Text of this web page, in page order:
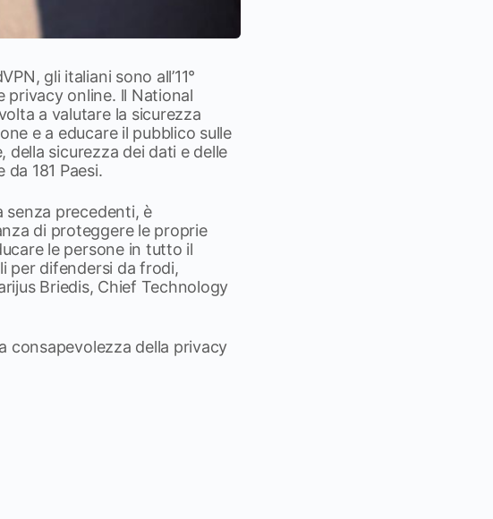
gli italiani sono all’11°
privacy online. ll National
a valutare la sicurezza
e a educare il pubblico sulle
della sicurezza dei dati e delle
181 Paesi.
senza precedenti, è
di proteggere le proprie
le persone in tutto il
per difendersi da frodi,
Briedis, Chief Technology
consapevolezza della privacy